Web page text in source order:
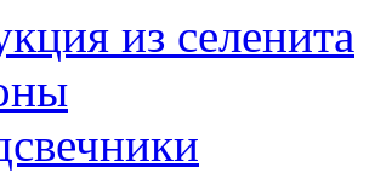
из селенита